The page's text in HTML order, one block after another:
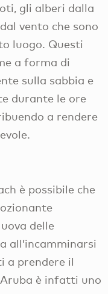
gli alberi dalla
vento che sono
luogo. Questi
a forma di
sulla sabbia e
durante le ore
a rendere
è possibile che
delle
all’incamminarsi
a prendere il
è infatti uno